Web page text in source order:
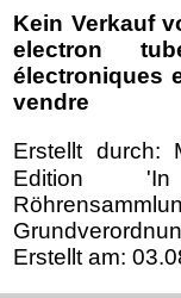
Kein Verkauf
electron
électroniques
vendre
Erstellt durch:
Edition
Erstellt am: